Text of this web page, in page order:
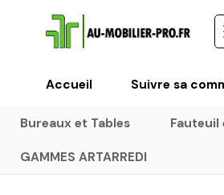
Accueil Suivre sa
Bureaux et Tables Fauteuil
GAMMES ARTARREDI